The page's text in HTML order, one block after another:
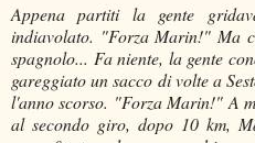
Appena partiti la gente
indiavolato. "Forza Marin!" Ma
spagnolo... Fa niente, la gente
gareggiato un sacco di volte a
l'anno scorso. "Forza Marin!" A
al secondo giro, dopo 10 km,